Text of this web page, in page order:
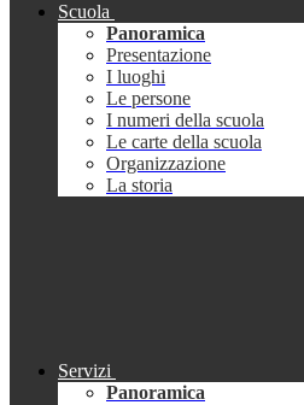
Scuola
Panoramica
Presentazione
I luoghi
Le persone
I numeri della scuola
Le carte della scuola
Organizzazione
La storia
Servizi
Panoramica